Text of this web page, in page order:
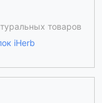
товаров
iHerb